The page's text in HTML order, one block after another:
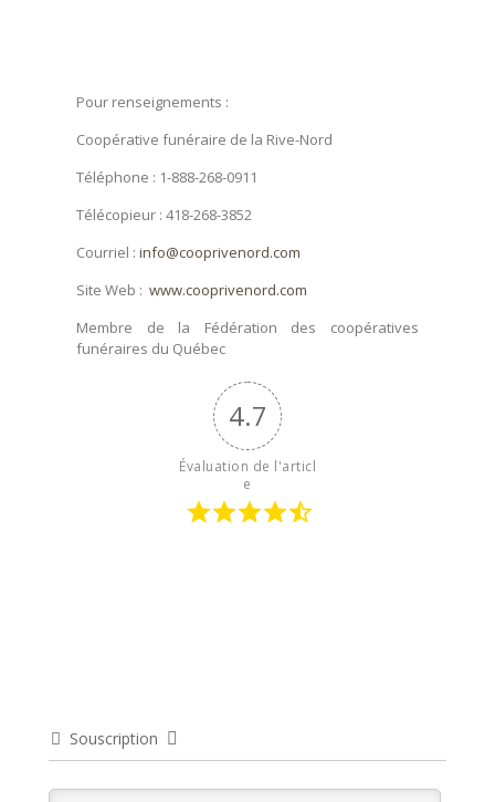
Pour renseignements :
Coopérative funéraire de la Rive-Nord
Téléphone : 1-888-268-0911
Télécopieur : 418-268-3852
Courriel :info@cooprivenord.com
Site Web :www.cooprivenord.com
Membre de la Fédération des coopératives
funéraires du Québec
4.7
Évaluation de l'articl
e
Souscription